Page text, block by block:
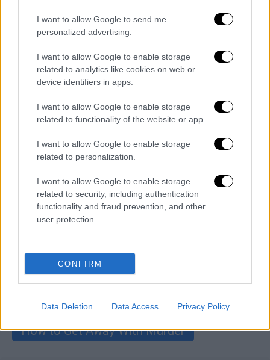
I want to allow Google to send me
personalized advertising.
I want to allow Google to enable storage
related to analytics like cookies on web or
device identifiers in apps.
I want to allow Google to enable storage
related to functionality of the website or app.
I want to allow Google to enable storage
related to personalization.
I want to allow Google to enable storage
related to security, including authentication
functionality and fraud prevention, and other
user protection.
CONFIRM
Data Deletion Data Access Privacy Policy
Κόσμος|25.06.2019 10:23
Οι πριγκίπισσες της Ντίσνεϊ τώρα και
σε εκδοχή χοτ ντογκ
Δύο Αμερικανίδες καλλιτέχνιδες
δημιούργησαν κάτι που, μέχρι τώρα, κανείς
δεν είχε φανταστεί: εξαιρετικά νόστιμες
-κυριολεκτικά- ηρωίδες
ΑΛΛΑ #TAGS
Χόλιγουντ
Walt Disney
Βαϊόλα Ντέιβις
ήρωες
How to Get Away With Murder